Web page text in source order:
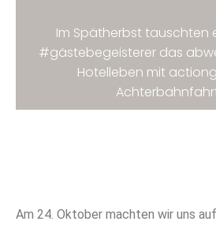
Im Spätherbst tauschten
#gästebegeisterer das
Hotelleben mit
Am 24. Oktober machten wir uns